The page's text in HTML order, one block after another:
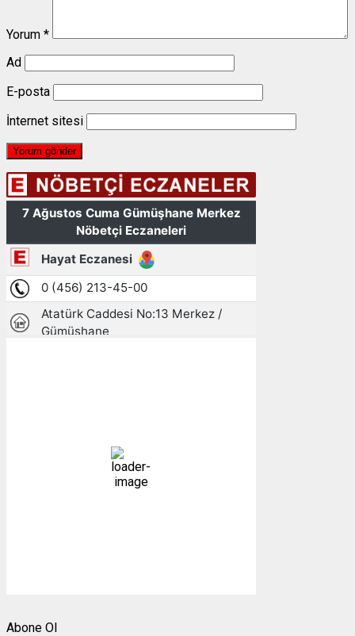
Yorum *
Ad
E-posta
İnternet sitesi
25 %
1007 mb
Abone Ol